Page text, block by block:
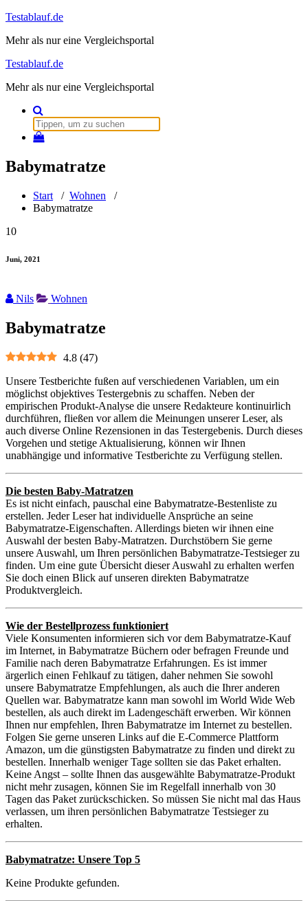
Zum
springen
Testablauf.de
Mehr als nur eine Vergleichsportal
Testablauf.de
Mehr als nur eine Vergleichsportal
Suchen
nach:
Babymatratze
Start / Wohnen /
Babymatratze
10
Juni, 2021
Nils Wohnen
Babymatratze
4.8 (47)
Unsere Testberichte fußen auf verschiedenen Variablen, um ein
möglichst objektives Testergebnis zu schaffen. Neben der
empirischen Produkt-Analyse die unsere Redakteure kontinuirlich
durchführen, fließen vor allem die Meinungen unserer Leser, als
auch diverse Online Rezensionen in das Testergebenis. Durch dieses
Vorgehen und stetige Aktualisierung, können wir Ihnen
unabhängige und informative Testberichte zu Verfügung stellen.
Die besten Baby-Matratzen
Es ist nicht einfach, pauschal eine Babymatratze-Bestenliste zu
erstellen. Jeder Leser hat individuelle Ansprüche an seine
Babymatratze-Eigenschaften. Allerdings bieten wir ihnen eine
Auswahl der besten Baby-Matratzen. Durchstöbern Sie gerne
unsere Auswahl, um Ihren persönlichen Babymatratze-Testsieger zu
finden. Um eine gute Übersicht dieser Auswahl zu erhalten werfen
Sie doch einen Blick auf unseren direkten Babymatratze
Produktvergleich.
Wie der Bestellprozess funktioniert
Viele Konsumenten informieren sich vor dem Babymatratze-Kauf
im Internet, in Babymatratze Büchern oder befragen Freunde und
Familie nach deren Babymatratze Erfahrungen. Es ist immer
ärgerlich einen Fehlkauf zu tätigen, daher nehmen Sie sowohl
unsere Babymatratze Empfehlungen, als auch die Ihrer anderen
Quellen war. Babymatratze kann man sowohl im World Wide Web
bestellen, als auch direkt im Ladengeschäft erwerben. Wir können
Ihnen nur empfehlen, Ihren Babymatratze im Internet zu bestellen.
Folgen Sie gerne unseren Links auf die E-Commerce Plattform
Amazon, um die günstigsten Babymatratze zu finden und direkt zu
bestellen. Innerhalb weniger Tage sollten sie das Paket erhalten.
Keine Angst – sollte Ihnen das ausgewählte Babymatratze-Produkt
nicht mehr zusagen, können Sie im Regelfall innerhalb von 30
Tagen das Paket zurückschicken. So müssen Sie nicht mal das Haus
verlassen, um ihren persönlichen Babymatratze Testsieger zu
erhalten.
Babymatratze: Unsere Top 5
Keine Produkte gefunden.